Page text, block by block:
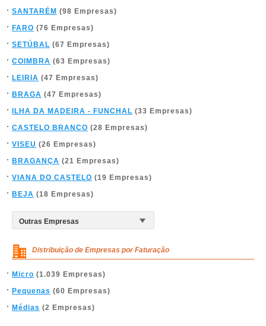
SANTARÉM (98 Empresas)
FARO (76 Empresas)
SETÚBAL (67 Empresas)
COIMBRA (63 Empresas)
LEIRIA (47 Empresas)
BRAGA (47 Empresas)
ILHA DA MADEIRA - FUNCHAL (33 Empresas)
CASTELO BRANCO (28 Empresas)
VISEU (26 Empresas)
BRAGANÇA (21 Empresas)
VIANA DO CASTELO (19 Empresas)
BEJA (18 Empresas)
Distribuição de Empresas por Faturação
Micro (1.039 Empresas)
Pequenas (60 Empresas)
Médias (2 Empresas)